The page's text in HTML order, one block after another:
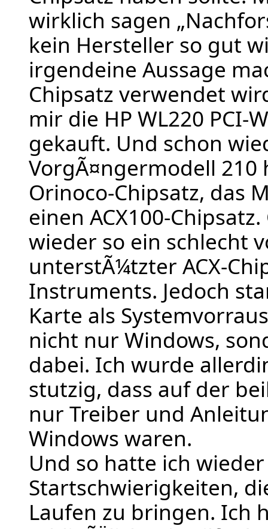
wirklich sagen
kein Hersteller so gut
irgendeine Aussage
Chipsatz verwendet
mir die HP WL220 PCI-
gekauft. Und schon
VorgÃ¤ngermodell
Orinoco-Chipsatz, das
einen ACX100-
wieder so ein schlecht
unterstÃ¼tzter ACX-
Instruments. Jedoch
Karte als
nicht nur Windows,
dabei. Ich wurde
stutzig, dass auf der
nur Treiber und
Windows waren.
Und so hatte ich
Startschwierigkeiten,
Laufen zu bringen. Ich